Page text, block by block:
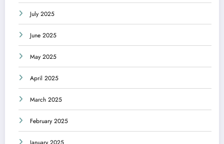
July 2025
June 2025
May 2025
April 2025
March 2025
February 2025